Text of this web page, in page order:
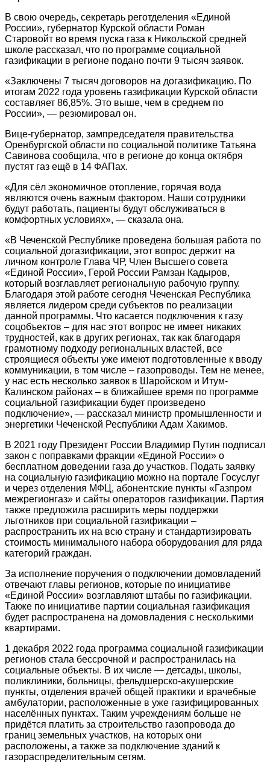
В свою очередь, секретарь реготделения «Единой
России», губернатор Курской области Роман
Старовойт во время пуска газа к Никольской средней
школе рассказал, что по программе социальной
газификации в регионе подано почти 9 тысяч заявок.
«Заключены 7 тысяч договоров на догазификацию. По
итогам 2022 года уровень газификации Курской области
составляет 86,85%. Это выше, чем в среднем по
России», — резюмировал он.
Вице-губернатор, зампредседателя правительства
Оренбургской области по социальной политике Татьяна
Савинова сообщила, что в регионе до конца октября
пустят газ ещё в 14 ФАПах.
«Для сёл экономичное отопление, горячая вода
являются очень важным фактором. Наши сотрудники
будут работать, пациенты будут обслуживаться в
комфортных условиях», — сказала она.
«В Чеченской Республике проведена большая работа по
социальной догазификации, этот вопрос держит на
личном контроле Глава ЧР, Член Высшего совета
«Единой России», Герой России Рамзан Кадыров,
который возглавляет региональную рабочую группу.
Благодаря этой работе сегодня Чеченская Республика
является лидером среди субъектов по реализации
данной программы. Что касается подключения к газу
соцобъектов – для нас этот вопрос не имеет никаких
трудностей, как в других регионах, так как благодаря
грамотному подходу региональных властей, все
строящиеся объекты уже имеют подготовленные к вводу
коммуникации, в том числе – газопроводы. Тем не менее,
у нас есть несколько заявок в Шаройском и Итум-
Калинском районах – в ближайшее время по программе
социальной газификации будет произведено
подключение», — рассказал министр промышленности и
энергетики Чеченской Республики Адам Хакимов.
В 2021 году Президент России Владимир Путин подписал
закон с поправками фракции «Единой России» о
бесплатном доведении газа до участков. Подать заявку
на социальную газификацию можно на портале Госуслуг
и через отделения МФЦ, абонентские пункты «Газпром
межрегионгаз» и сайты операторов газификации. Партия
также предложила расширить меры поддержки
льготников при социальной газификации –
распространить их на всю страну и стандартизировать
стоимость минимального набора оборудования для ряда
категорий граждан.
За исполнение поручения о подключении домовладений
отвечают главы регионов, которые по инициативе
«Единой России» возглавляют штабы по газификации.
Также по инициативе партии социальная газификация
будет распространена на домовладения с несколькими
квартирами.
1 декабря 2022 года программа социальной газификации
регионов стала бессрочной и распространилась на
социальные объекты. В их числе — детсады, школы,
поликлиники, больницы, фельдшерско-акушерские
пункты, отделения врачей общей практики и врачебные
амбулатории, расположенные в уже газифицированных
населённых пунктах. Таким учреждениям больше не
придётся платить за строительство газопровода до
границ земельных участков, на которых они
расположены, а также за подключение зданий к
газораспределительным сетям.